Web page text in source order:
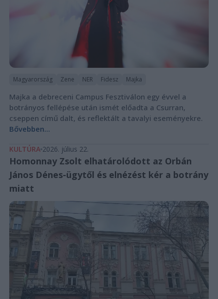
Magyarország Zene NER Fidesz Majka
Majka a debreceni Campus Fesztiválon egy évvel a
botrányos fellépése után ismét előadta a Csurran,
cseppen című dalt, és reflektált a tavalyi eseményekre.
Bővebben...
KULTÚRA 2026. július 22.
Homonnay Zsolt elhatárolódott az Orbán
János Dénes-ügytől és elnézést kér a botrány
miatt